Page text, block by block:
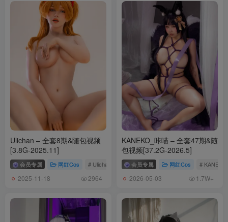
Seya-狮砸 – NO.020 彻夜之歌 七草荠 [7P-87MB]
Seya-狮砸 – NO.019 雷电将军 魅魔 [12P-187MB]
[11.27]
Seya-狮砸 – NO.018 崩坏·星穹铁道 塔利亚 [9P-115MB]
[11.25]
Seya-狮砸 – NO.017 海伦 [12P-197MB]
[11.24]
Ulichan – 全套8期&随包视频
[3.8G-2025.11]
会员专属 网红Cos # Ulichan
2025-11-18 2964
KANEKO_咔喵 – 全套47期&随
包视频[37.2G-2026.5]
会员专属 网红Cos #
2026-05-03 1.7W+